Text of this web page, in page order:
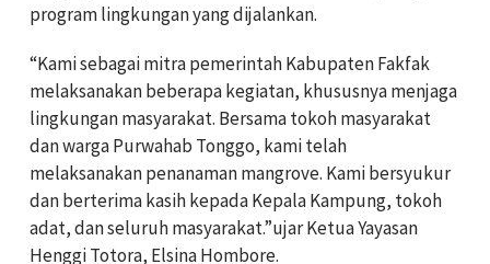
program lingkungan yang dijalankan.
“Kami sebagai mitra pemerintah Kabupaten Fakfak
melaksanakan beberapa kegiatan, khususnya menjaga
lingkungan masyarakat. Bersama tokoh masyarakat
dan warga Purwahab Tonggo, kami telah
melaksanakan penanaman mangrove. Kami bersyukur
dan berterima kasih kepada Kepala Kampung, tokoh
adat, dan seluruh masyarakat.”ujar Ketua Yayasan
Henggi Totora, Elsina Hombore.